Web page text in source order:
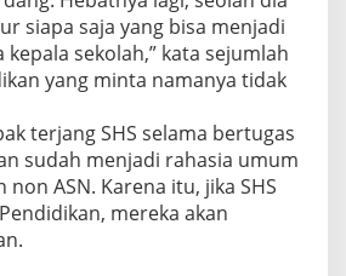
A
siapa saja yang bisa menjadi
kepala sekolah,” kata sejumlah
yang minta namanya tidak
terjang SHS selama bertugas
sudah menjadi rahasia umum
non ASN. Karena itu, jika SHS
mereka akan